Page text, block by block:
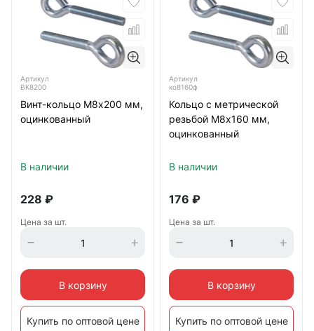
Артикул
ВК8200
Винт-кольцо М8х200 мм,
оцинкованный
В наличии
228 ₽
Цена за шт.
В корзину
Купить по оптовой цене
Артикул
ко8160ф
Кольцо с метрической
резьбой М8х160 мм,
оцинкованный
В наличии
176 ₽
Цена за шт.
В корзину
Купить по оптовой цене